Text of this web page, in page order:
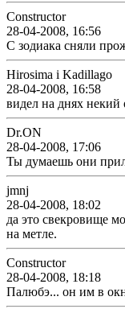
Constructor
28-04-2008, 16:56
С зодиака сняли
Hirosima i Kadillago
28-04-2008, 16:58
видел на днях некий
Dr.ON
28-04-2008, 17:06
Ты думаешь они
jmnj
28-04-2008, 18:02
да это свекровище
на метле.
Constructor
28-04-2008, 18:18
Палюбэ... он им в